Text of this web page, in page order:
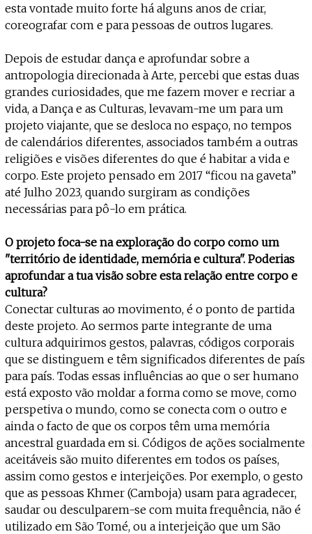
esta vontade muito forte há alguns anos de criar,
coreografar com e para pessoas de outros lugares.
Depois de estudar dança e aprofundar sobre a
antropologia direcionada à Arte, percebi que estas duas
grandes curiosidades, que me fazem mover e recriar a
vida, a Dança e as Culturas, levavam-me um para um
projeto viajante, que se desloca no espaço, no tempos
de calendários diferentes, associados também a outras
religiões e visões diferentes do que é habitar a vida e
corpo. Este projeto pensado em 2017 “ficou na gaveta”
até Julho 2023, quando surgiram as condições
necessárias para pô-lo em prática.
O projeto foca-se na exploração do corpo como um
"território de identidade, memória e cultura". Poderias
aprofundar a tua visão sobre esta relação entre corpo e
cultura?
Conectar culturas ao movimento, é o ponto de partida
deste projeto. Ao sermos parte integrante de uma
cultura adquirimos gestos, palavras, códigos corporais
que se distinguem e têm significados diferentes de país
para país. Todas essas influências ao que o ser humano
está exposto vão moldar a forma como se move, como
perspetiva o mundo, como se conecta com o outro e
ainda o facto de que os corpos têm uma memória
ancestral guardada em si. Códigos de ações socialmente
aceitáveis são muito diferentes em todos os países,
assim como gestos e interjeições. Por exemplo, o gesto
que as pessoas Khmer (Camboja) usam para agradecer,
saudar ou desculparem-se com muita frequência, não é
utilizado em São Tomé, ou a interjeição que um São